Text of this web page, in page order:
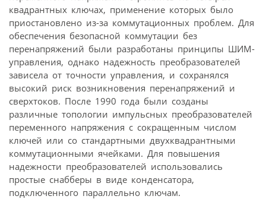
квадрантных ключах, применение которых было
приостановлено из-за коммутационных проблем. Для
обеспечения безопасной коммутации без
перенапряжений были разработаны принципы ШИМ-
управления, однако надежность преобразователей
зависела от точности управления, и сохранялся
высокий риск возникновения перенапряжений и
сверхтоков. После 1990 года были созданы
различные топологии импульсных преобразователей
переменного напряжения с сокращенным числом
ключей или со стандартными двухквадрантными
коммутационными ячейками. Для повышения
надежности преобразователей использовались
простые снабберы в виде конденсатора,
подключенного параллельно ключам.